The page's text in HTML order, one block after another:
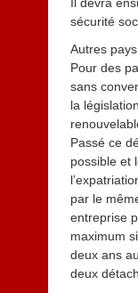
sécurité
Autres pays
Pour des
sans
la
Passé ce
possible et
par le
entreprise
maximum
deux ans
deux